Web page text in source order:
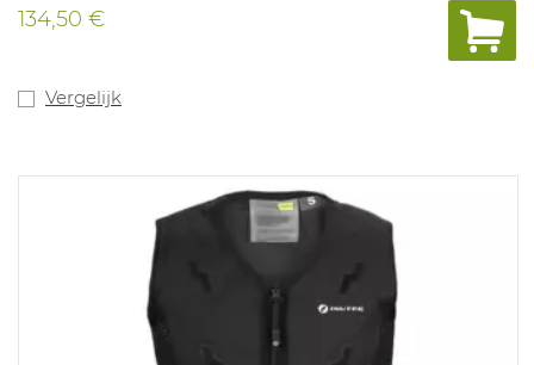
Beschikbare maten: XS-XXL
134,50 €
Vergelijk